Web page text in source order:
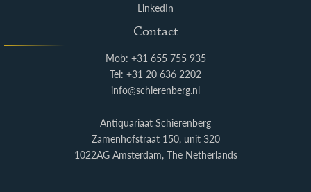
LinkedIn
Contact
Mob: +31 655 755 935
Tel: +31 20 636 2202
info@schierenberg.nl
Antiquariaat Schierenberg
Zamenhofstraat 150, unit 320
1022AG Amsterdam, The Netherlands